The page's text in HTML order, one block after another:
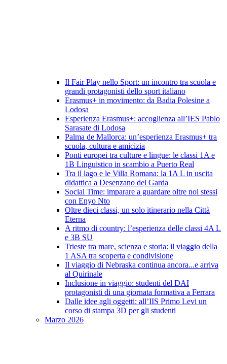
Il Fair Play nello Sport: un incontro tra scuola e
grandi protagonisti dello sport italiano
Erasmus+ in movimento: da Badia Polesine a
Lodosa
Esperienza Erasmus+: accoglienza all’IES Pablo
Sarasate di Lodosa
Palma de Mallorca: un’esperienza Erasmus+ tra
scuola, cultura e amicizia
Ponti europei tra culture e lingue: le classi 1A e
1B Linguistico in scambio a Puerto Real
Tra il lago e le Villa Romana: la 1A L in uscita
didattica a Desenzano del Garda
Social Time: imparare a guardare oltre noi stessi
con Enyo Nto
Oltre dieci classi, un solo itinerario nella Città
Eterna
A ritmo di country: l’esperienza delle classi 4A L
e 3B SU
Trieste tra mare, scienza e storia: il viaggio della
1 ASA tra scoperta e condivisione
Il viaggio di Nebraska continua ancora...e arriva
al Quirinale
Inclusione in viaggio: studenti del DAI
protagonisti di una giornata formativa a Ferrara
Dalle idee agli oggetti: all’IIS Primo Levi un
corso di stampa 3D per gli studenti
Marzo 2026